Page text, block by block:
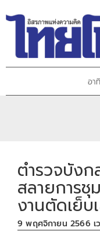
อา
ตำรวจบังก
สลายการ
งานตัดเย็บ
9 พฤศจิกายน 2566 เ